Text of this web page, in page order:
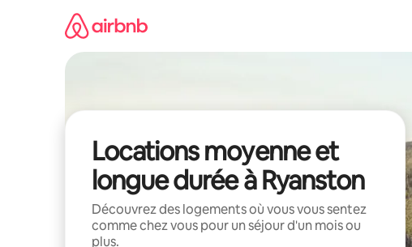
Locations moyenne et
longue durée à Ryanston
Découvrez des logements où vous vous sentez
comme chez vous pour un séjour d'un mois ou
plus.